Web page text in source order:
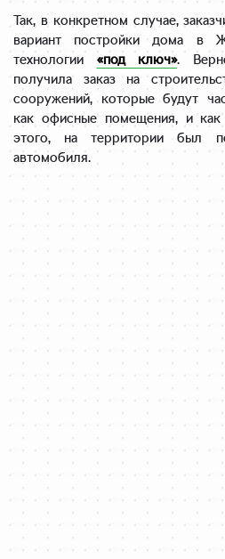
Так, в конкретном случае,
вариант постройки дома в
технологии «под ключ».
получила заказ на
сооружений, которые будут
как офисные помещения, и
этого, на территории был
автомобиля.